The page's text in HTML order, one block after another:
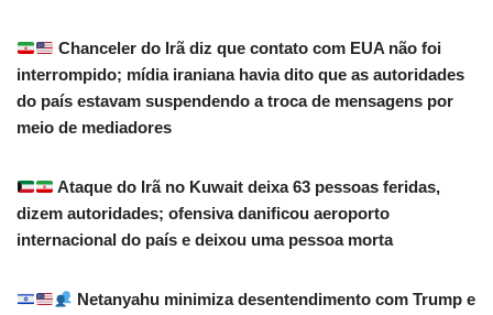
Chanceler do Irã diz que contato com EUA não foi
interrompido; mídia iraniana havia dito que as autoridades
do país estavam suspendendo a troca de mensagens por
meio de mediadores
Ataque do Irã no Kuwait deixa 63 pessoas feridas,
dizem autoridades; ofensiva danificou aeroporto
internacional do país e deixou uma pessoa morta
Netanyahu minimiza desentendimento com Trump e